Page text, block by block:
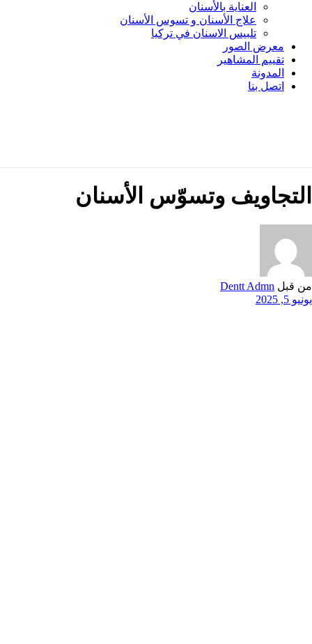
العناية بالأسنان
علاج الأسنان و تسوس الأسنان
تلبيس الاسنان في تركيا
معرض الصور
تقييم المشاهير
المدونة
اتصل بنا
التجاويف وتسوّس الأسنان
من قبل Dentt Admn
يونيو 5, 2025